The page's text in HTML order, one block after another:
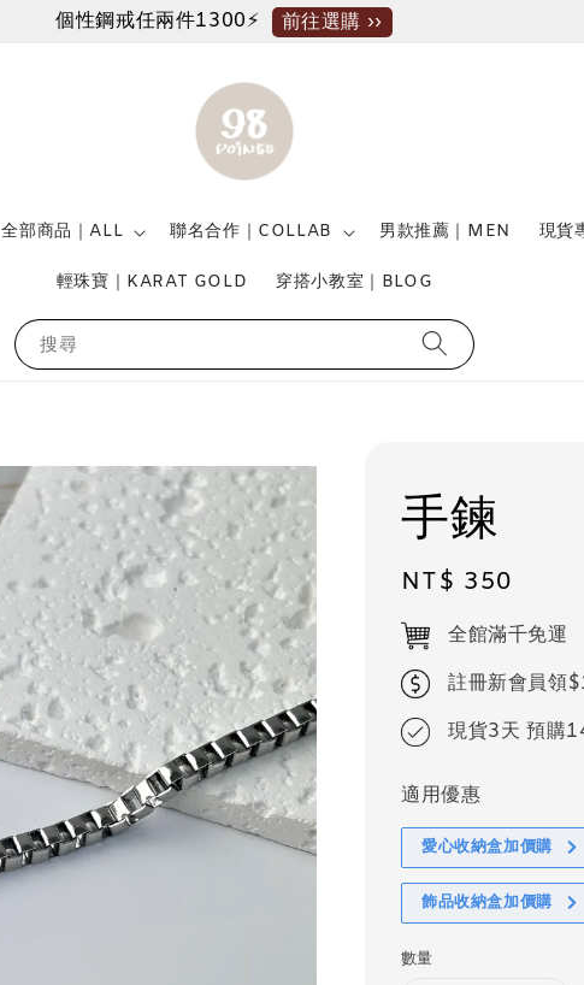
個性鋼戒任兩件1300⚡ 前往選購 ››
搜尋
全部商品｜ALL 聯名合作｜COLLAB 男款推薦｜MEN 現貨
輕珠寶｜KARAT GOLD 穿搭小教室｜BLOG
手鍊
Regular
price
NT$ 350
全館滿千免運
註冊新會員領
現貨3天 預購
適用優惠
愛心收納盒加價購
飾品收納盒加價購
數量